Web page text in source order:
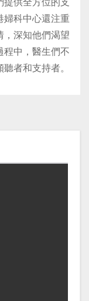
婦科中心還注重
，深知他們渴望
程中，醫生們不
者和支持者。